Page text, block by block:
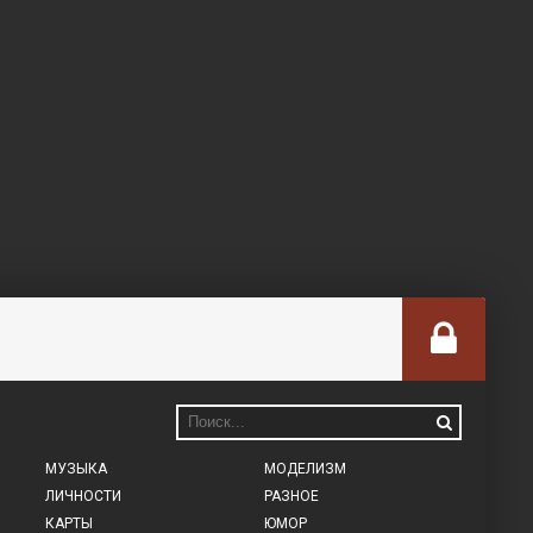
МУЗЫКА
ЛИЧНОСТИ
КАРТЫ
МОДЕЛИЗМ
РАЗНОЕ
ЮМОР